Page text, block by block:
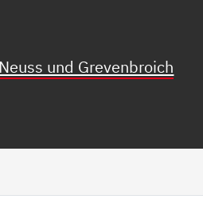
und Grevenbroich